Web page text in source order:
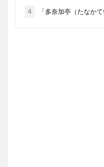
4 「多奈加亭（たなか